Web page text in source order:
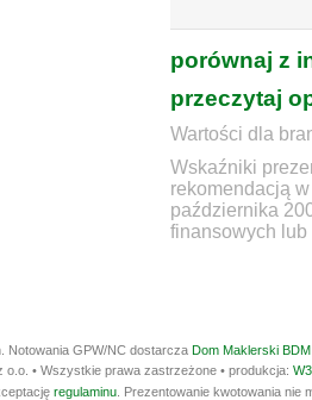
porównaj z
przeczytaj
Wartości dla
Wskaźniki
rekomendacją
października
finansowych lub
Notowania GPW/NC dostarcza Dom Maklerski
• Wszystkie prawa zastrzeżone • produkcja:
regulaminu . Prezentowanie kwotowania